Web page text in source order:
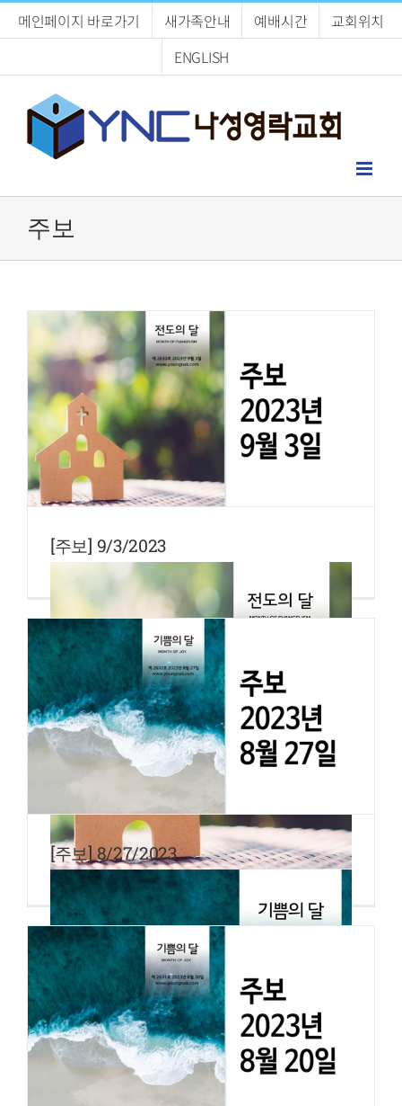
메인페이지 바로가기 새가족안내 예배시간
교회위치
ENGLISH
주보
[주보] 9/3/2023
[주보] 8/27/2023